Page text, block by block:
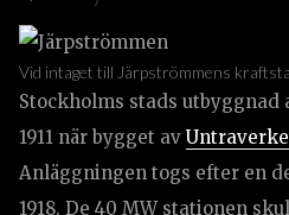
Vid intaget till Järpströmmens
Stockholms stads
1911 när bygget av
Anläggningen togs efter en
1918. De 40 MW stationen